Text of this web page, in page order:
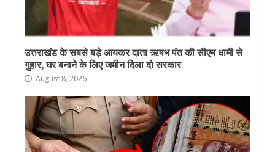
उत्तराखंड के सबसे बड़े आयकर दाता ऋषभ पंत की सीएम धामी से
गुहार, घर बनाने के लिए जमीन दिला दो सरकार
August 8, 2026